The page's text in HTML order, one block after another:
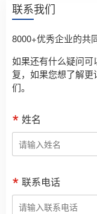
联系我们
8000+优秀企业的共
如果还有什么疑问
复，如果您想了解
们。
姓名
联系电话